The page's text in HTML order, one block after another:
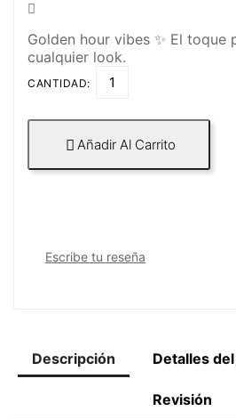

Golden hour vibes ✨ El toque
cualquier look.
CANTIDAD:
 Añadir Al Carrito
Escribe tu reseña
Descripción Detalles
Revisión